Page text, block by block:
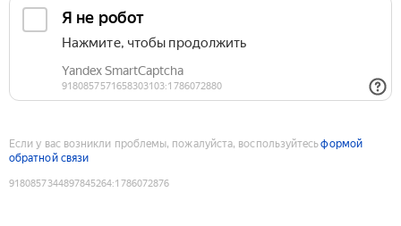
Если у вас возникли проблемы, пожалуйста, воспользуйтесьформой
обратной связи
9180857344897845264:1786072876